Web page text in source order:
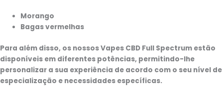
Morango
Bagas vermelhas
Para além disso, os nossosVapes CBD Full Spectrum estão
disponíveis em diferentes potências, permitindo-lhe
personalizar a sua experiência de acordo com o seu nível de
especialização e necessidades específicas.